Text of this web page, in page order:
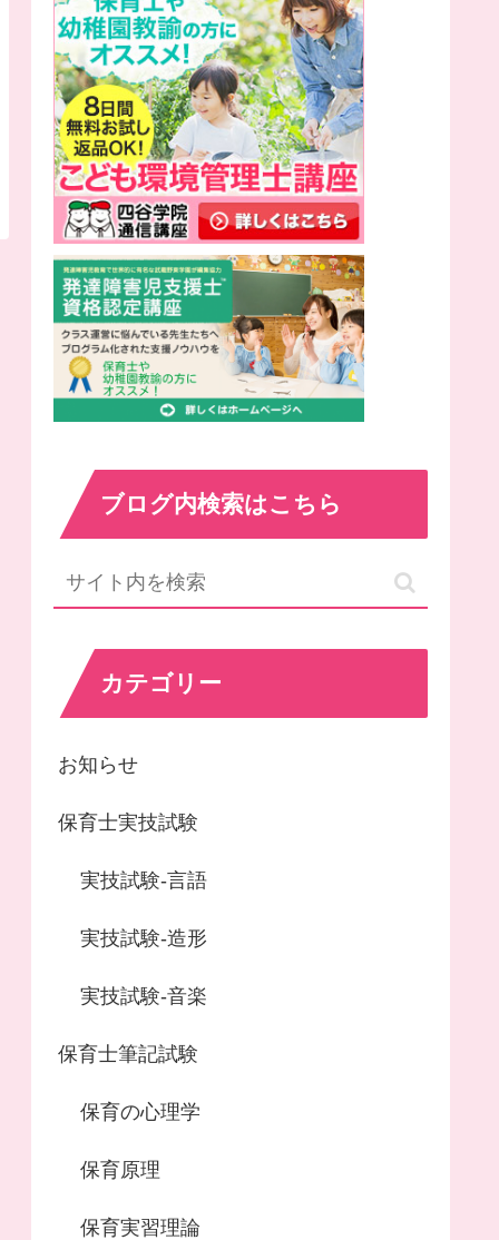
ブログ内検索はこちら
カテゴリー
お知らせ
保育士実技試験
実技試験-言語
実技試験-造形
実技試験-音楽
保育士筆記試験
保育の心理学
保育原理
保育実習理論